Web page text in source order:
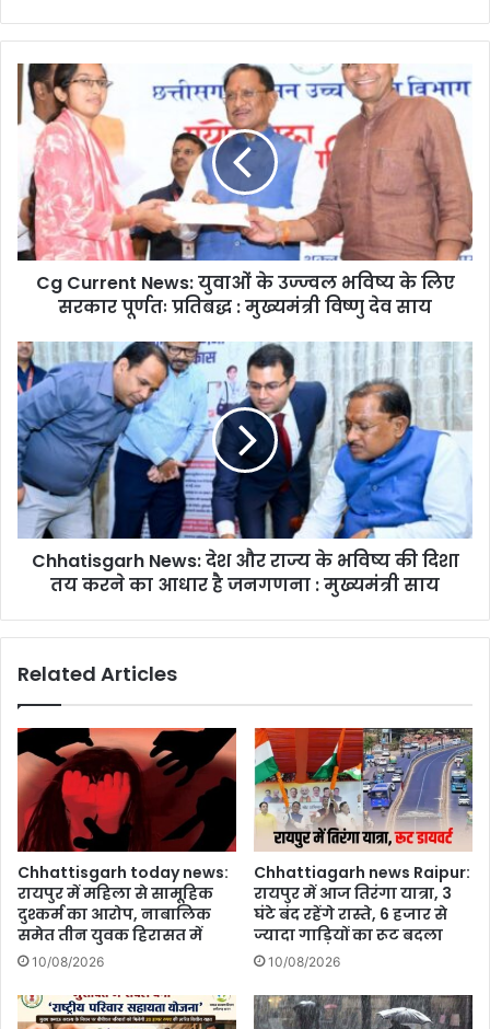
Cg
Current
News:
युवाओं
उज्ज्वल
भविष्य
के
लिए
सरकार
:
मुख्यमंत्री
विष्णु
देव
साय
Cg Current News: युवाओं के उज्ज्वल भविष्य के लिए
सरकार पूर्णतः प्रतिबद्ध : मुख्यमंत्री विष्णु देव साय
Chhatisgarh
News:
देश
और
राज्य
के
भविष्य
की
दिशा
जनगणना
Chhatisgarh News: देश और राज्य के भविष्य की दिशा
तय करने का आधार है जनगणना : मुख्यमंत्री साय
Related Articles
Chhattisgarh today news:
रायपुर में महिला से सामूहिक
दुश्कर्म का आरोप, नाबालिक
समेत तीन युवक हिरासत में
10/08/2026
Chhattiagarh news Raipur:
रायपुर में आज तिरंगा यात्रा, 3
घंटे बंद रहेंगे रास्ते, 6 हजार से
ज्यादा गाड़ियों का रूट बदला
10/08/2026